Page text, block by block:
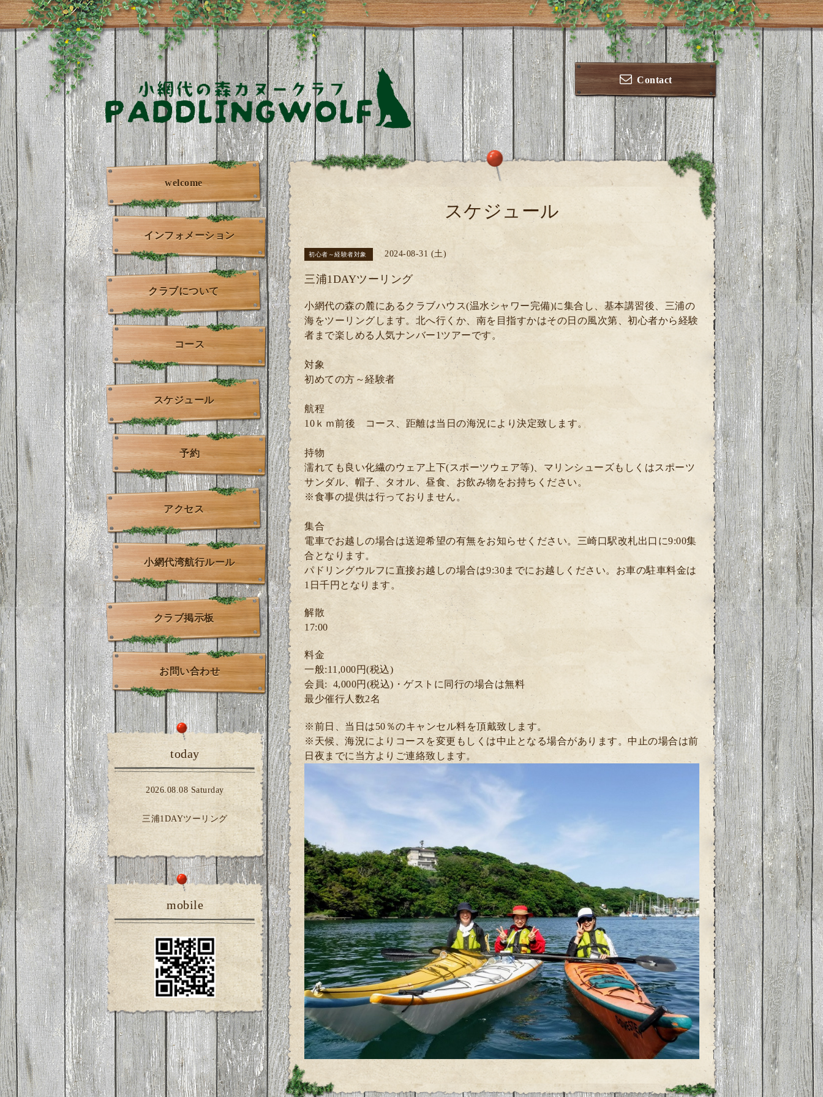
Contact
スケジュール
初心者～経験者対象 2024-08-31 (土)
三浦1DAYツーリング
小網代の森の麓にあるクラブハウス(温水シャワー完備)に集合し、基本講習後、三浦の
海をツーリングします。北へ行くか、南を目指すかはその日の風次第、初心者から経験
者まで楽しめる人気ナンバー1ツアーです。
対象
初めての方～経験者
航程
10ｋｍ前後 コース、距離は当日の海況により決定致します。
持物
濡れても良い化繊のウェア上下(スポーツウェア等)、マリンシューズもしくはスポーツ
サンダル、帽子、タオル、昼食、お飲み物をお持ちください。
※食事の提供は行っておりません。
集合
電車でお越しの場合は送迎希望の有無をお知らせください。三崎口駅改札出口に9:00集
合となります。
パドリングウルフに直接お越しの場合は9:30までにお越しください。お車の駐車料金は
1日千円となります。
解散
17:00
料金
一般:11,000円(税込)
会員: 4,000円(税込)・ゲスト に同行の場合は無料
最少催行人数2名
※前日、当日は50％のキャンセル料を頂戴致します。
※天候、海況によりコースを変更もしくは中止となる場合があります。中止の場合は前
日夜までに当方よりご連絡致します。
welcome
インフォメーション
クラブについて
コース
スケジュール
予約
アクセス
小網代湾航行ルール
クラブ掲示板
お問い合わせ
today
2026.08.08 Saturday
三浦1DAYツーリング
mobile